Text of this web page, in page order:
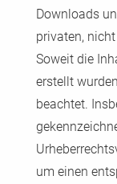
Downloads
privaten,
Soweit die
erstellt
beachtet.
um einen